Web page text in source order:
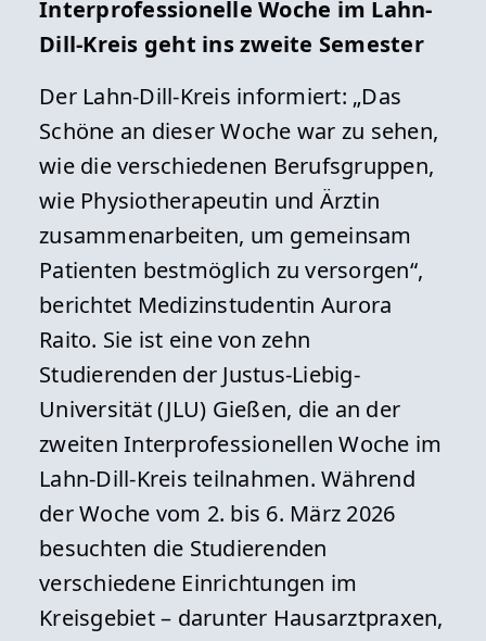
Interprofessionelle Woche im Lahn-
Dill-Kreis geht ins zweite Semester
Der Lahn-Dill-Kreis informiert: „Das
Schöne an dieser Woche war zu sehen,
wie die verschiedenen Berufsgruppen,
wie Physiotherapeutin und Ärztin
zusammenarbeiten, um gemeinsam
Patienten bestmöglich zu versorgen“,
berichtet Medizinstudentin Aurora
Raito. Sie ist eine von zehn
Studierenden der Justus-Liebig-
Universität (JLU) Gießen, die an der
zweiten Interprofessionellen Woche im
Lahn-Dill-Kreis teilnahmen. Während
der Woche vom 2. bis 6. März 2026
besuchten die Studierenden
verschiedene Einrichtungen im
Kreisgebiet – darunter Hausarztpraxen,